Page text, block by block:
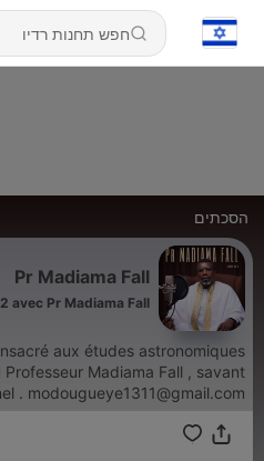
הסכתים
Pr Madiama Fall
avec Pr Madiama Fall
aux études astronomiques
Professeur Madiama Fall , savant
sénégalais , multidimensionnel . modougueye1311@gmail.com